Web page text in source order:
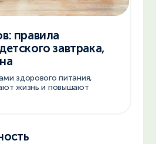
правила
завтрака,
здорового питания,
жизнь и повышают